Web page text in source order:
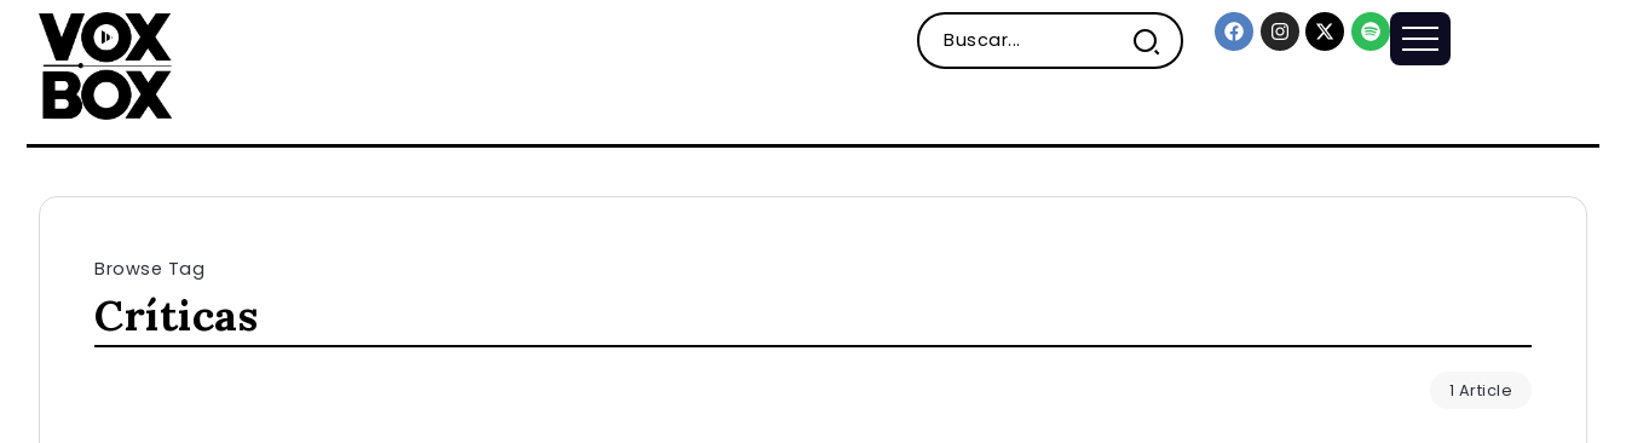
Browse Tag
Críticas
1 Article